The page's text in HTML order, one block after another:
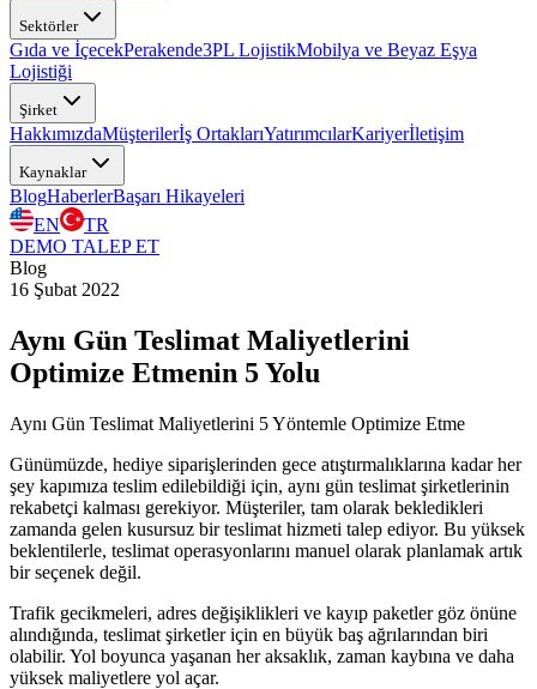
Sektörler
Gıda ve İçecekPerakende3PL LojistikMobilya ve Beyaz Eşya
Lojistiği
Şirket
HakkımızdaMüşterilerİş OrtaklarıYatırımcılarKariyerİletişim
Kaynaklar
BlogHaberlerBaşarı Hikayeleri
EN
TR
DEMO TALEP ET
Blog
16 Şubat 2022
Aynı Gün Teslimat Maliyetlerini
Optimize Etmenin 5 Yolu
Aynı Gün Teslimat Maliyetlerini 5 Yöntemle Optimize Etme
Günümüzde, hediye siparişlerinden gece atıştırmalıklarına kadar her
şey kapımıza teslim edilebildiği için, aynı gün teslimat şirketlerinin
rekabetçi kalması gerekiyor. Müşteriler, tam olarak bekledikleri
zamanda gelen kusursuz bir teslimat hizmeti talep ediyor. Bu yüksek
beklentilerle, teslimat operasyonlarını manuel olarak planlamak artık
bir seçenek değil.
Trafik gecikmeleri, adres değişiklikleri ve kayıp paketler göz önüne
alındığında, teslimat şirketler için en büyük baş ağrılarından biri
olabilir. Yol boyunca yaşanan her aksaklık, zaman kaybına ve daha
yüksek maliyetlere yol açar.